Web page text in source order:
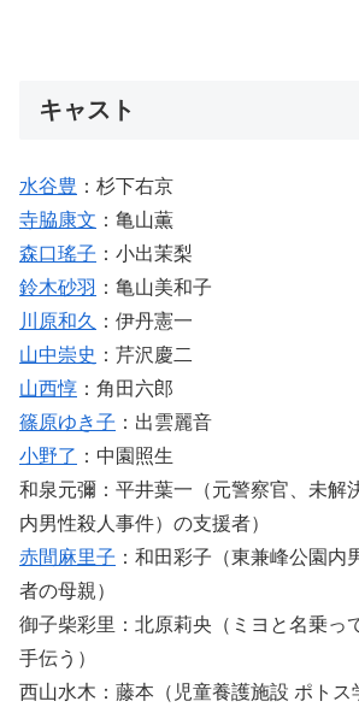
キャスト
水谷豊 ：杉下右京
寺脇康文 ：亀山薫
森口瑤子 ：小出茉梨
鈴木砂羽 ：亀山美和子
川原和久
：伊丹憲一
山中崇史 ：芹沢慶二
山西惇 ：角田六郎
篠原ゆき子 ：出雲麗音
小野了 ：中園照生
和泉元彌：平井葉一（元警察官、未解
内男性殺人事件）の支援者）
赤間麻里子 ：和田彩子（東兼峰公園内
者の母親）
御子柴彩里：北原莉央（ミヨと名乗っ
手伝う）
西山水木：藤本（児童養護施設 ポトス